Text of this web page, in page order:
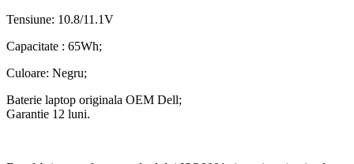
Tensiune: 10.8/11.1V
Capacitate : 65Wh;
Culoare: Negru;
Baterie laptop originala OEM Dell;
Garantie 12 luni.